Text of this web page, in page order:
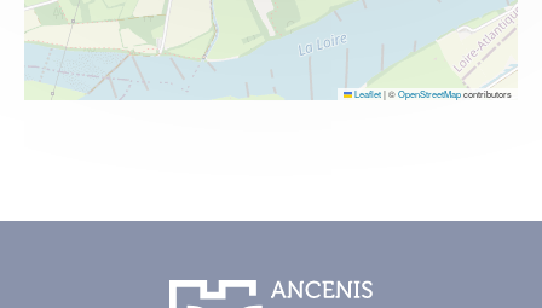
Leaflet|©OpenStreetMapcontributors